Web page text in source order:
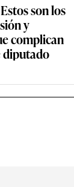
son los
y
complican
diputado